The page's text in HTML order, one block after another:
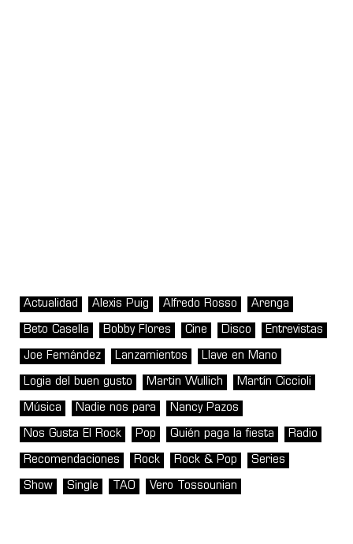
Actualidad Alexis Puig Alfredo Rosso Arenga
Beto Casella Bobby Flores Cine Disco Entrevistas
Joe Fernández Lanzamientos Llave en Mano
Logia del buen gusto Martin Wullich Martín Ciccioli
Música Nadie nos para Nancy Pazos
Nos Gusta El Rock Pop Quién paga la fiesta Radio
Recomendaciones Rock Rock & Pop Series
Show Single TAO Vero Tossounian